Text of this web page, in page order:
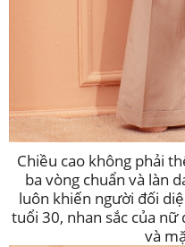
Chiều cao không phải
ba vòng chuẩn và làn
luôn khiến người đối
tuổi 30, nhan sắc của
và